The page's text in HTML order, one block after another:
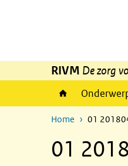
RIVM De zorg
Home 01
01